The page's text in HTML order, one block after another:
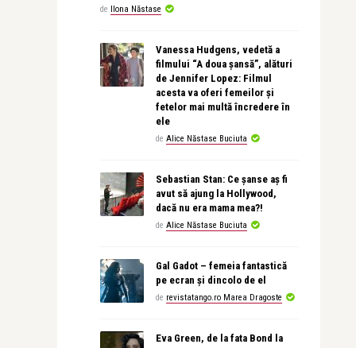
de Ilona Năstase
Vanessa Hudgens, vedetă a
filmului “A doua șansă”, alături
de Jennifer Lopez: Filmul
acesta va oferi femeilor și
fetelor mai multă încredere în
ele
de Alice Năstase Buciuta
Sebastian Stan: Ce șanse aș fi
avut să ajung la Hollywood,
dacă nu era mama mea?!
de Alice Năstase Buciuta
Gal Gadot – femeia fantastică
pe ecran și dincolo de el
de revistatango.ro Marea Dragoste
Eva Green, de la fata Bond la